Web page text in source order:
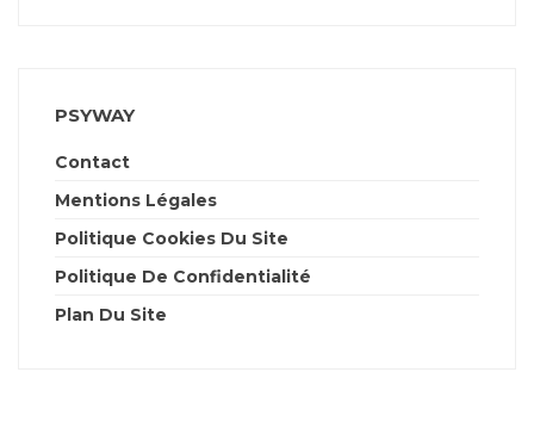
PSYWAY
Contact
Mentions Légales
Politique Cookies Du Site
Politique De Confidentialité
Plan Du Site